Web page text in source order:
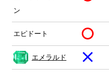
ン
エピドート
エメラルド